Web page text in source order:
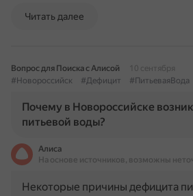
Читать далее
Вопрос для Поиска с Алисой
10 сентября
#Новороссийск
#Дефицит #ПитьеваяВода
Почему в Новороссийске
питьевой воды?
Алиса
На основе источников, возможны
Некоторые причины дефицита